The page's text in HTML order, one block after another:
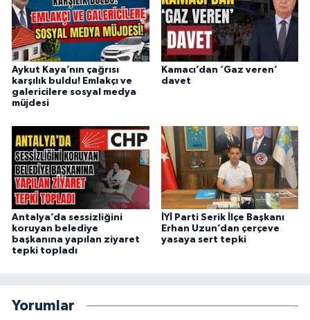
Aykut Kaya’nın çağrısı
karşılık buldu! Emlakçı ve
galericilere sosyal medya
müjdesi
Kamacı’dan ‘Gaz veren’
davet
Antalya’da sessizliğini
koruyan belediye
başkanına yapılan ziyaret
tepki topladı
İYİ Parti Serik İlçe Başkanı
Erhan Uzun’dan çerçeve
yasaya sert tepki
Yorumlar